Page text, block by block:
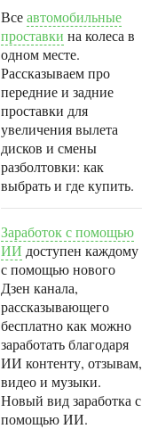
Всеавтомобильные
проставки на колеса в
одном месте.
Рассказываем про
передние и задние
проставки для
увеличения вылета
дисков и смены
разболтовки: как
выбрать и где купить.
Заработок с помощью
ИИ доступен каждому
с помощью нового
Дзен канала,
рассказывающего
бесплатно как можно
заработать благодаря
ИИ контенту, отзывам,
видео и музыки.
Новый вид заработка с
помощью ИИ.